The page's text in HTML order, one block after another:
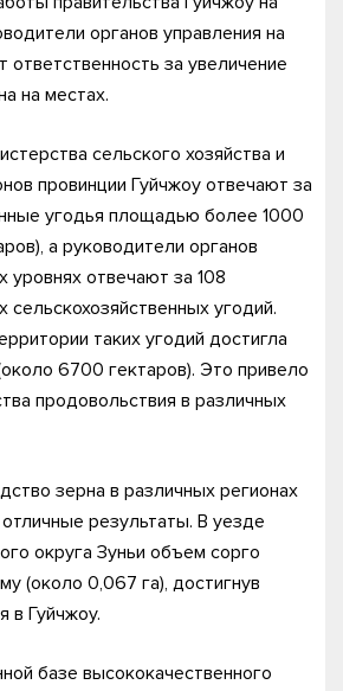
органов управления на
ответственность за увеличение
на местах.
сельского хозяйства и
провинции Гуйчжоу отвечают за
угодья площадью более 1000
а руководители органов
уровнях отвечают за 108
угодий.
таких угодий достигла
6700 гектаров). Это привело
продовольствия в различных
зерна в различных регионах
результаты. В уезде
округа Зуньи объем сорго
(около 0,067 га), достигнув
в Гуйчжоу.
базе высококачественного